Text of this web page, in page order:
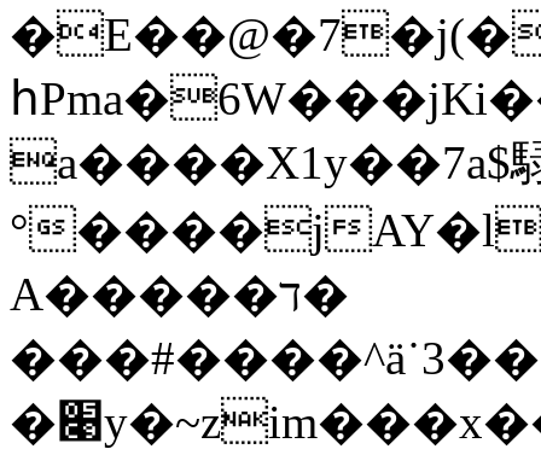
a����X1y��7a$
°����j
A�����ד�
�׉y�~zim���x����~s��╊Vو�H�(��